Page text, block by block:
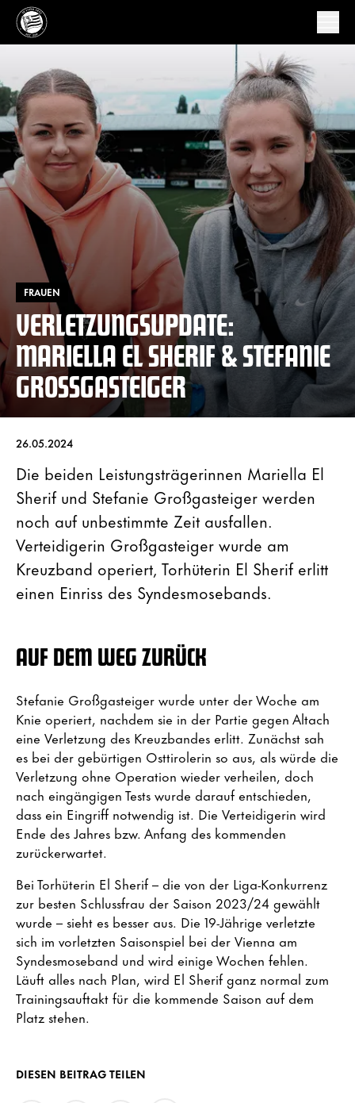
FRAUEN
VERLETZUNGSUPDATE:
MARIELLA EL SHERIF & STEFANIE
GROSSGASTEIGER
26.05.2024
Die beiden Leistungsträgerinnen Mariella El
Sherif und Stefanie Großgasteiger werden
noch auf unbestimmte Zeit ausfallen.
Verteidigerin Großgasteiger wurde am
Kreuzband operiert, Torhüterin El Sherif erlitt
einen Einriss des Syndesmosebands.
AUF DEM WEG ZURÜCK
Stefanie Großgasteiger wurde unter der Woche am
Knie operiert, nachdem sie in der Partie gegen Altach
eine Verletzung des Kreuzbandes erlitt. Zunächst sah
es bei der gebürtigen Osttirolerin so aus, als würde die
Verletzung ohne Operation wieder verheilen, doch
nach eingängigen Tests wurde darauf entschieden,
dass ein Eingriff notwendig ist. Die Verteidigerin wird
Ende des Jahres bzw. Anfang des kommenden
zurückerwartet.
Bei Torhüterin El Sherif – die von der Liga-Konkurrenz
zur besten Schlussfrau der Saison 2023/24 gewählt
wurde – sieht es besser aus. Die 19-Jährige verletzte
sich im vorletzten Saisonspiel bei der Vienna am
Syndesmoseband und wird einige Wochen fehlen.
Läuft alles nach Plan, wird El Sherif ganz normal zum
Trainingsauftakt für die kommende Saison auf dem
Platz stehen.
DIESEN BEITRAG TEILEN